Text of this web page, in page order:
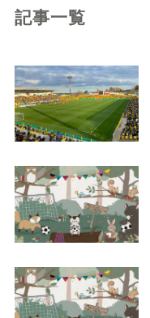
記事一覧